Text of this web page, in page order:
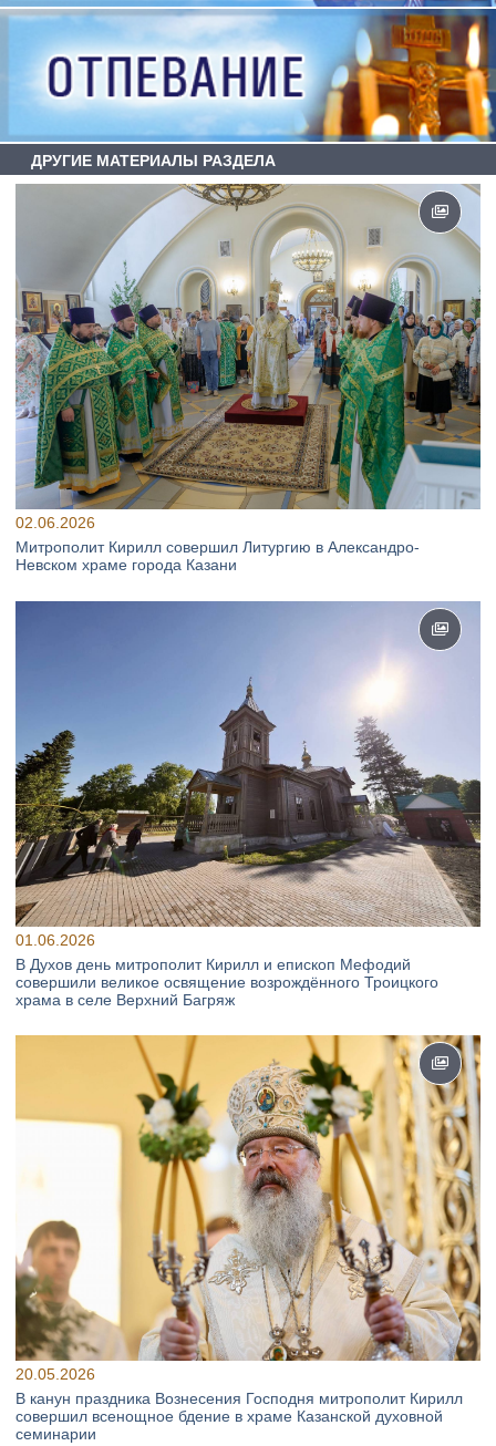
ДРУГИЕ МАТЕРИАЛЫ РАЗДЕЛА
02.06.2026
Митрополит Кирилл совершил Литургию в Александро-
Невском храме города Казани
01.06.2026
В Духов день митрополит Кирилл и епископ Мефодий
совершили великое освящение возрождённого Троицкого
храма в селе Верхний Багряж
20.05.2026
В канун праздника Вознесения Господня митрополит Кирилл
совершил всенощное бдение в храме Казанской духовной
семинарии